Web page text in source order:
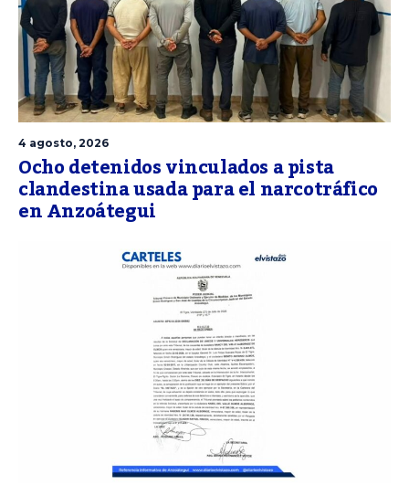
4 agosto, 2026
Ocho detenidos vinculados a pista
clandestina usada para el narcotráfico
en Anzoátegui